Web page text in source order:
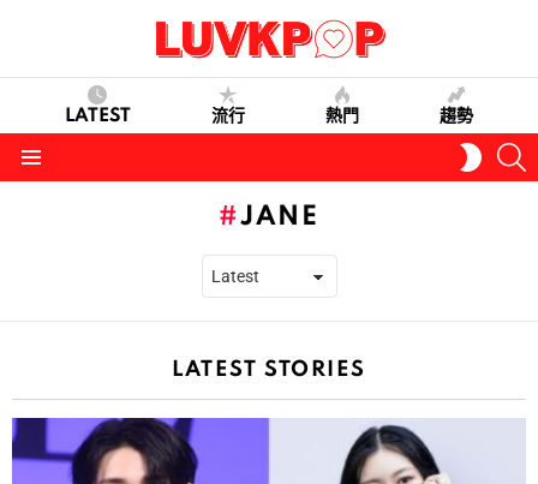
LATEST 流行 熱門 趨勢
SKIN
JANE
LATEST STORIES